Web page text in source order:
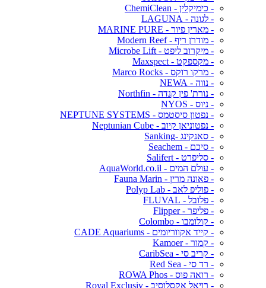
- כימיקלין - ChemiClean
- לגונה - LAGUNA
- מארין פיור - MARINE PURE
- מודרן ריף - Modern Reef
- מיקרוב ליפט - Microbe Lift
- מקספקט - Maxspect
- מרקו רוקס - Marco Rocks
- נווה - NEWA
- נורת' פין קנדה - Northfin
- ניוס - NYOS
- נפטון סיסטמס - NEPTUNE SYSTEMS
- נפטוניאן קיוב - Neptunian Cube
- סאנקינג -Sanking
- סיכם - Seachem
- סליפרט - Salifert
- עולם המים - AquaWorld.co.il
- פאונה מרין - Fauna Marin
- פוליפ לאב - Polyp Lab
- פלובל - FLUVAL
- פליפר - Flipper
- קולומבו - Colombo
- קייד אקווריומים - CADE Aquariums
- קמור - Kamoer
- קריב סי - CaribSea
- רד סי - Red Sea
- רואה פוס - ROWA Phos
- רויאל אקסלוסיב - Royal Exclusiv